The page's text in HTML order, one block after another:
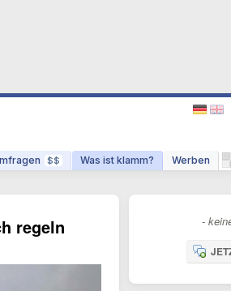
$$ Was ist klamm? Werben
regeln -